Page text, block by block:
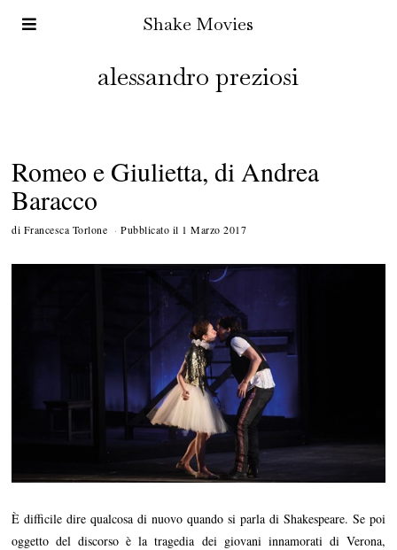
Shake Movies
alessandro preziosi
Romeo e Giulietta, di Andrea
Baracco
di Francesca Torlone Pubblicato il 1 Marzo 2017
a
o
2
0
1
7
È difficile dire qualcosa di nuovo quando si parla di Shakespeare. Se poi
oggetto del discorso è la tragedia dei giovani innamorati di Verona,